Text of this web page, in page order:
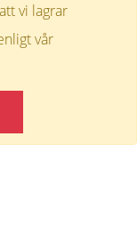
vi lagrar
vår